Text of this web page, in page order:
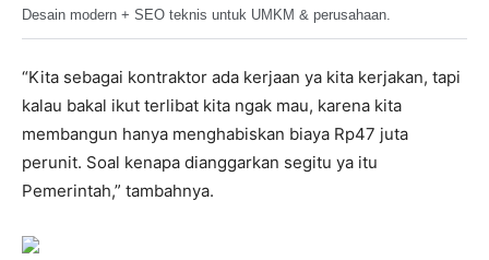
Desain modern + SEO teknis untuk UMKM & perusahaan.
“Kita sebagai kontraktor ada kerjaan ya kita kerjakan, tapi
kalau bakal ikut terlibat kita ngak mau, karena kita
membangun hanya menghabiskan biaya Rp47 juta
perunit. Soal kenapa dianggarkan segitu ya itu
Pemerintah,” tambahnya.